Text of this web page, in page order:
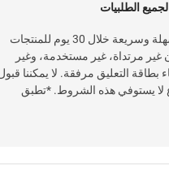
الطلبيات
خدمة إرجاع سهلة وسريعة خلال 30 يوم للمنتجات
مرتداة، غير مستخدمة، وغير
بطاقة التعليق مرفقة. لا يمكننا
لا يستوفي هذه الشروط. *تطبق